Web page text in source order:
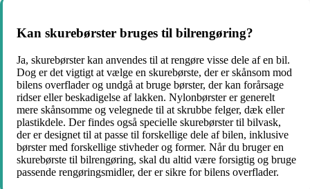
Kan skurebørster bruges til bilrengøring?
Ja, skurebørster kan anvendes til at rengøre visse dele af en bil.
Dog er det vigtigt at vælge en skurebørste, der er skånsom mod
bilens overflader og undgå at bruge børster, der kan forårsage
ridser eller beskadigelse af lakken. Nylonbørster er generelt
mere skånsomme og velegnede til at skrubbe felger, dæk eller
plastikdele. Der findes også specielle skurebørster til bilvask,
der er designet til at passe til forskellige dele af bilen, inklusive
børster med forskellige stivheder og former. Når du bruger en
skurebørste til bilrengøring, skal du altid være forsigtig og bruge
passende rengøringsmidler, der er sikre for bilens overflader.